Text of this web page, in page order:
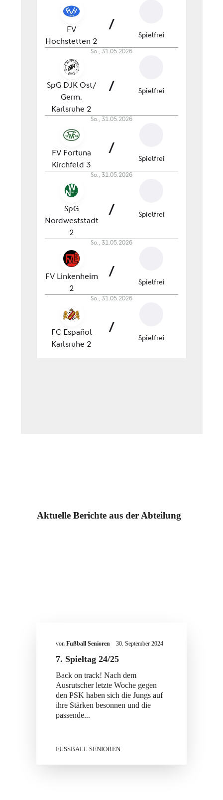
Aktuelle Berichte aus der Abteilung
vonFußball Senioren 30. September 2024
7. Spieltag 24/25
Back on track! Nach dem
Ausrutscher letzte Woche gegen
den PSK haben sich die Jungs auf
ihre Stärken besonnen und die
passende...
FUSSBALL SENIOREN